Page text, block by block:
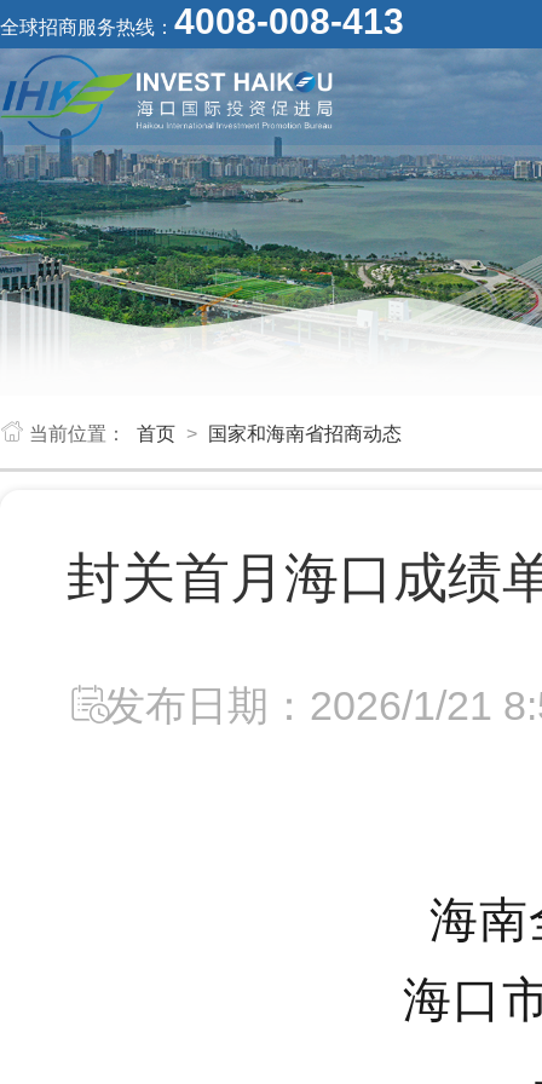
全球招商服务热线： 4008-008-413
当前位置： 首页 > 国家和海南省招商动态
封关首月海口成绩
发布日期：2026/1/21
海
海口